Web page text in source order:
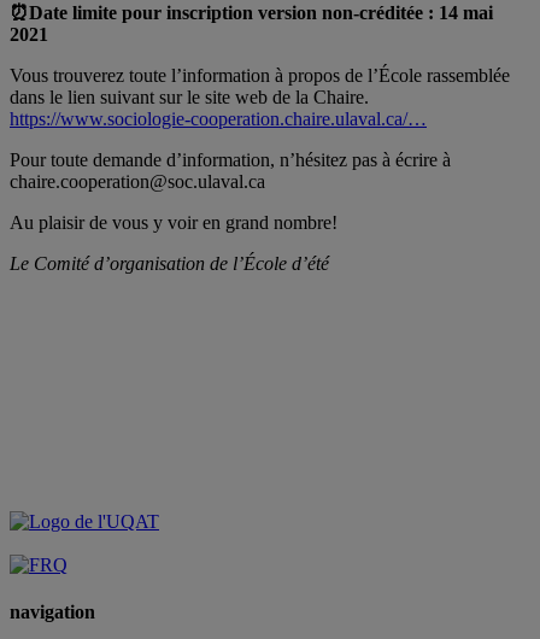
⏰Date limite pour inscription version non-créditée : 14 mai
2021
Vous trouverez toute l’information à propos de l’École rassemblée
dans le lien suivant sur le site web de la Chaire.
https://www.sociologie-cooperation.chaire.ulaval.ca/…
Pour toute demande d’information, n’hésitez pas à écrire à
chaire.cooperation@soc.ulaval.ca
Au plaisir de vous y voir en grand nombre!
Le Comité d’organisation de l’École d’été
navigation